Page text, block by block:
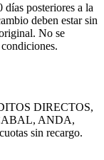
días posteriores a la
deben estar sin
No se
DIRECTOS,
ANDA,
sin recargo.